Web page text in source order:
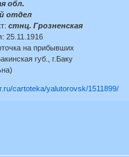
обл.
отдел
стнц. Грозненская
25.11.1916
на прибывших
губ., г.Баку
cartoteka/yalutorovsk/1511899/